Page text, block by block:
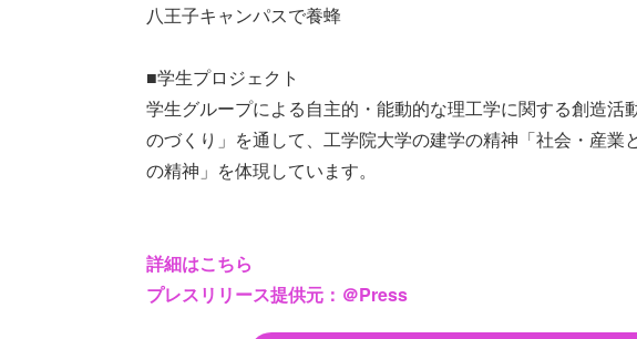
八王子キャンパスで養蜂
■学生プロジェクト
学生グループによる自主的・能動的な理工学に関する創造活
のづくり」を通して、工学院大学の建学の精神「社会・産業
の精神」を体現しています。
詳細はこちら
プレスリリース提供元：＠Press